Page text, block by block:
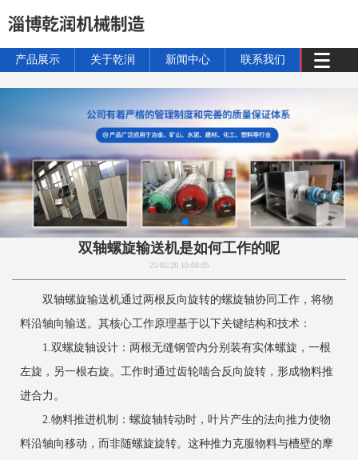
产品展示 关于乾润 新闻中心 联系我们
双轴螺旋输送机是如何工作的呢
25/05/26 10:08:05
‌双轴螺旋输送机通过两根反向旋转的螺旋轴协同工作，将物
料沿轴向输送。‌其核心工作原理基于以下关键结构和技术：
1.双螺旋轴设计‌：两根无缝钢管内分别装有实体螺旋，一根
左旋，另一根右旋。工作时通过齿轮啮合反向旋转，形成物料推
进合力。‌
2‌.物料推进机制‌：螺旋轴转动时，叶片产生的法向推力使物
料沿轴向移动，而非随螺旋旋转。这种推力克服物料与槽壁的摩